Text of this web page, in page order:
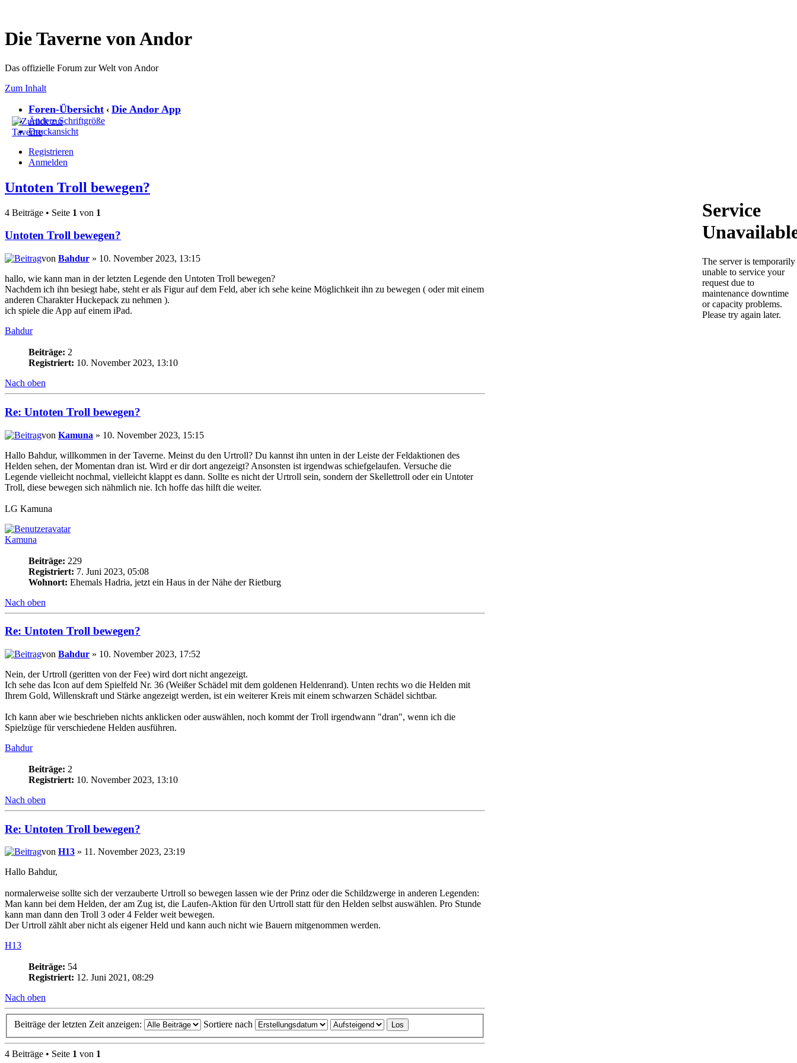
Die Taverne von Andor
Das offizielle Forum zur Welt von Andor
Zum Inhalt
Foren-Übersicht ‹ Die Andor App
Ändere Schriftgröße
Druckansicht
Registrieren
Anmelden
Untoten Troll bewegen?
4 Beiträge • Seite 1 von 1
Untoten Troll bewegen?
von Bahdur » 10. November 2023, 13:15
hallo, wie kann man in der letzten Legende den Untoten Troll bewegen?
Nachdem ich ihn besiegt habe, steht er als Figur auf dem Feld, aber ich sehe keine Möglichkeit ihn zu bewegen ( oder mit einem
anderen Charakter Huckepack zu nehmen ).
ich spiele die App auf einem iPad.
Bahdur
Beiträge: 2
Registriert: 10. November 2023, 13:10
Nach oben
Re: Untoten Troll bewegen?
von Kamuna » 10. November 2023, 15:15
Hallo Bahdur, willkommen in der Taverne. Meinst du den Urtroll? Du kannst ihn unten in der Leiste der Feldaktionen des
Helden sehen, der Momentan dran ist. Wird er dir dort angezeigt? Ansonsten ist irgendwas schiefgelaufen. Versuche die
Legende vielleicht nochmal, vielleicht klappt es dann. Sollte es nicht der Urtroll sein, sondern der Skellettroll oder ein Untoter
Troll, diese bewegen sich nähmlich nie. Ich hoffe das hilft die weiter.
LG Kamuna
Kamuna
Beiträge: 229
Registriert: 7. Juni 2023, 05:08
Wohnort: Ehemals Hadria, jetzt ein Haus in der Nähe der Rietburg
Nach oben
Re: Untoten Troll bewegen?
von Bahdur » 10. November 2023, 17:52
Nein, der Urtroll (geritten von der Fee) wird dort nicht angezeigt.
Ich sehe das Icon auf dem Spielfeld Nr. 36 (Weißer Schädel mit dem goldenen Heldenrand). Unten rechts wo die Helden mit
Ihrem Gold, Willenskraft und Stärke angezeigt werden, ist ein weiterer Kreis mit einem schwarzen Schädel sichtbar.
Ich kann aber wie beschrieben nichts anklicken oder auswählen, noch kommt der Troll irgendwann "dran", wenn ich die
Spielzüge für verschiedene Helden ausführen.
Bahdur
Beiträge: 2
Registriert: 10. November 2023, 13:10
Nach oben
Re: Untoten Troll bewegen?
von H13 » 11. November 2023, 23:19
Hallo Bahdur,
normalerweise sollte sich der verzauberte Urtroll so bewegen lassen wie der Prinz oder die Schildzwerge in anderen Legenden:
Man kann bei dem Helden, der am Zug ist, die Laufen-Aktion für den Urtroll statt für den Helden selbst auswählen. Pro Stunde
kann man dann den Troll 3 oder 4 Felder weit bewegen.
Der Urtroll zählt aber nicht als eigener Held und kann auch nicht wie Bauern mitgenommen werden.
H13
Beiträge: 54
Registriert: 12. Juni 2021, 08:29
Nach oben
Beiträge der letzten Zeit anzeigen: Sortiere nach
4 Beiträge • Seite 1 von 1